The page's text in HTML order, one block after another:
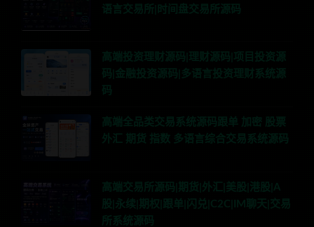
语言交易所|时间盘交易所源码
高端投资理财源码|理财源码|项目投资源
码|金融投资源码|多语言投资理财系统源
码
高端全品类交易系统源码跟单 加密 股票
外汇 期货 指数 多语言综合交易系统源码
高端交易所源码|期货|外汇|美股|港股|A
股|永续|期权|跟单|闪兑|C2C|IM聊天|交易
所系统源码